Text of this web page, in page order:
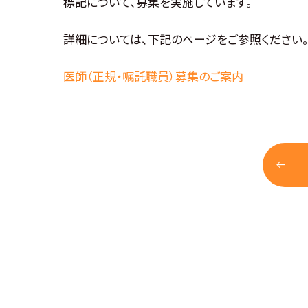
詳細については、下記のページをご参照ください。
医師（正規・嘱託職員）募集のご案内